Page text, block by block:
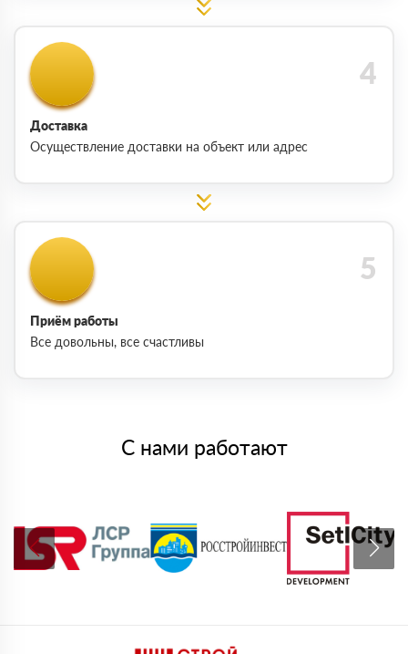
Доставка
Осуществление доставки на объект или адрес
Приём работы
Все довольны, все счастливы
С нами работают